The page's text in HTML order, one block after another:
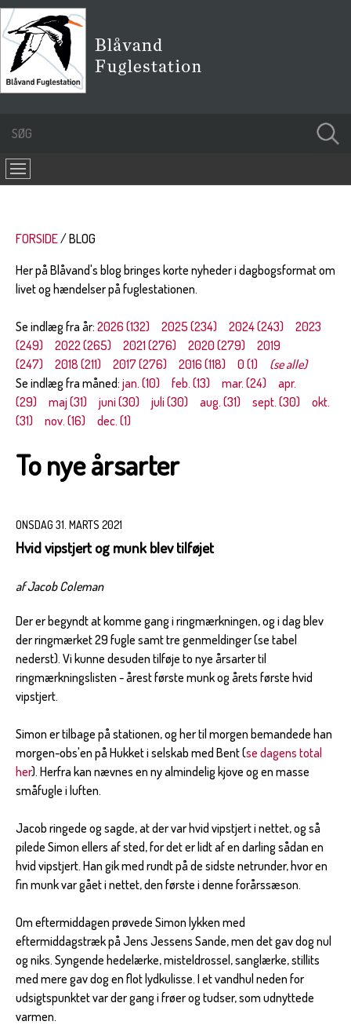
FORSIDE
BLOG
Her på Blåvand's blog bringes korte nyheder i dagbogsformat om
livet og hændelser på fuglestationen.
Se indlæg fra år: 2026 (132) 2025 (234) 2024 (243)
2023
(249)
2022 (265) 2021 (276) 2020 (279)
2019
(247)
2018 (211) 2017 (276) 2016 (118) 0 (1)
(se alle)
Se indlæg fra måned: jan. (10) feb. (13) mar. (24)
apr.
(29)
maj (31) juni (30) juli (30) aug. (31) sept. (30)
okt.
(31)
nov. (16) dec. (1)
To nye årsarter
ONSDAG 31. MARTS 2021
Hvid vipstjert og munk blev tilføjet
af Jacob Coleman
Der er begyndt at komme gang i ringmærkningen, og i dag blev
der ringmærket 29 fugle samt tre genmeldinger (se tabel
nederst). Vi kunne desuden tilføje to nye årsarter til
ringmærkningslisten - årest første munk og årets første hvid
vipstjert.
Simon er tilbage på stationen, og her til morgen bemandede han
morgen-obs'en på Hukket i selskab med Bent (se dagens total
her). Herfra kan nævnes en ny almindelig kjove og en masse
småfugle i luften.
Jacob ringede og sagde, at der var hvid vipstjert i nettet, og så
pilede Simon ellers af sted, for det er lidt af en darling sådan en
hvid vipstjert. Han gik med rundt på de sidste netrunder, hvor en
fin munk var gået i nettet, den første i denne forårssæson.
Om eftermiddagen prøvede Simon lykken med
eftermiddagstræk på Jens Jessens Sande, men det gav dog nul
og niks. Syngende hedelærke, misteldrossel, sanglærke, stillits
med mere gav dog en flot lydkulisse. I et vandhul neden for
udsigtspunktet var der gang i frøer og tudser, som udnyttede
varmen.